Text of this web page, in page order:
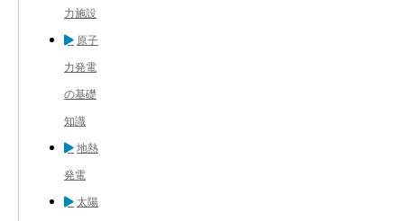
力施設
原子
力発電
の基礎
知識
地熱
発電
太陽